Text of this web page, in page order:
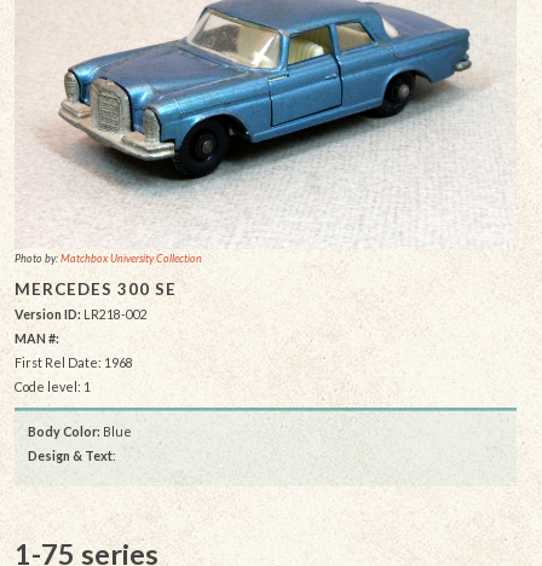
Photo by:Matchbox University Collection
MERCEDES 300 SE
Version ID: LR218-002
MAN #:
First Rel Date: 1968
Code level: 1
Body Color: Blue
Design & Text:
1-75 series